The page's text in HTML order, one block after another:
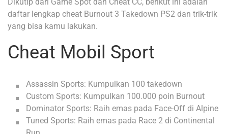
daftar lengkap cheat Burnout 3 Takedown PS2 dan trik-trik
yang bisa kamu lakukan.
Cheat Mobil Sport
Assassin Sports: Kumpulkan 100 takedown
Custom Sports: Kumpulkan 100.000 poin Burnout
Dominator Sports: Raih emas pada Face-Off di Alpine
Tuned Sports: Raih emas pada Race 2 di Continental